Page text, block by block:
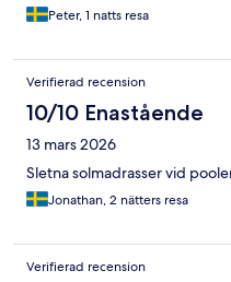
Peter, 1 natts resa
Verifierad recension
10/10 Enastående
13 mars 2026
Sletna solmadrasser vid
Jonathan, 2 nätters resa
Verifierad recension